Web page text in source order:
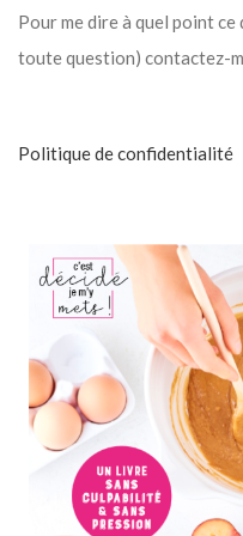
Pour me dire à quel point
toute question) contactez-
Politique de confidentialité